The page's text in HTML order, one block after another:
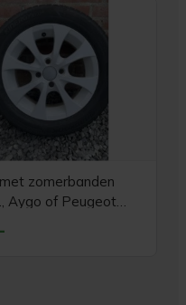
zomerbanden
Aygo of Peugeot